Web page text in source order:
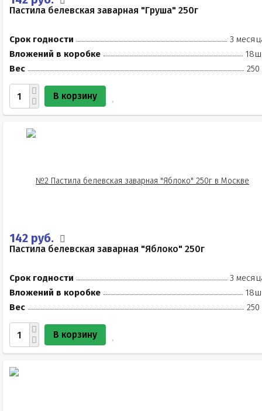
Пастила белевская заварная "Груша" 250г
Срок годности
3
Вложений в коробке
Вес
250
В корзину
142 руб.
Пастила белевская заварная "Яблоко" 250г
Срок годности
3
Вложений в коробке
Вес
250
В корзину